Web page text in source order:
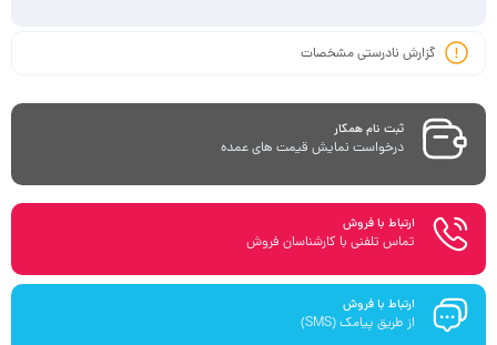
گزارش نادرستی مشخصات
ثبت نام همکار
درخواست نمایش قیمت های عمده
ارتباط با فروش
تماس تلفنی با کارشناسان فروش
ارتباط با فروش
از طریق پیامک (SMS)